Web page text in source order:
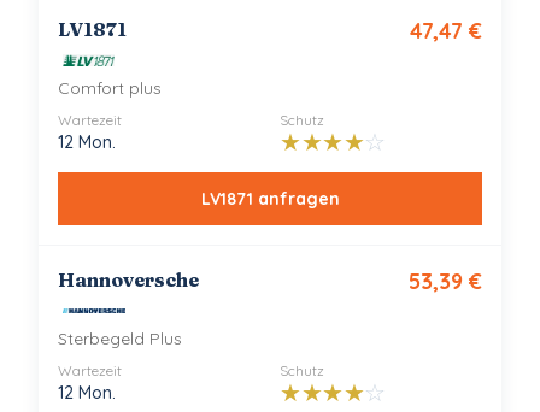
LV1871
Comfort plus
47,47 €
Wartezeit
12 Mon.
Schutz
★★★★☆
LV1871 anfragen
Hannoversche
Sterbegeld Plus
53,39 €
Wartezeit
12 Mon.
Schutz
★★★★☆